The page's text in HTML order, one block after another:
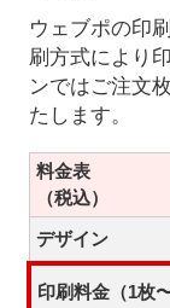
ウェブポの印
刷方式により
ンではご注文
たします。
料金表
（税込）
デザイン
印刷料金（1枚〜